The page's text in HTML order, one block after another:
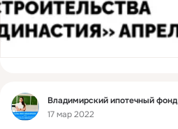
Фид
Владимирский ипотечный фонд
17 мар 2022